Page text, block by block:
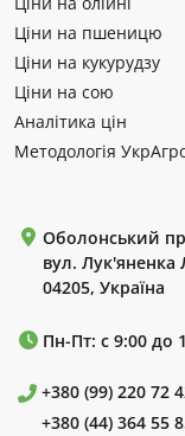
Ціни на пшеницю
Ціни на кукурудзу
Ціни на сою
Аналітика цін
Методологія
Оболонський
вул. Лук'яненка
04205, Україна
Пн-Пт: с 9:00 до
+380 (99) 220 72
+380 (44) 364 55